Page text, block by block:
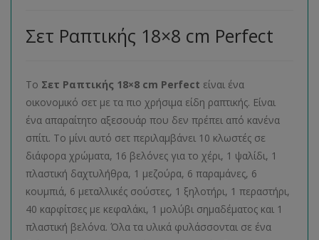
Σετ Ραπτικής 18×8 cm Perfect
Το Σετ Ραπτικής 18×8 cm Perfect είναι ένα
οικονομικό σετ με τα πιο χρήσιμα είδη ραπτικής. Είναι
ένα απαραίτητο αξεσουάρ που δεν πρέπει από κανένα
σπίτι. Το μίνι αυτό σετ περιλαμβάνει 10 κλωστές σε
διάφορα χρώματα, 16 βελόνες για το χέρι, 1 ψαλίδι, 1
πλαστική δαχτυλήθρα, 1 μεζούρα, 6 παραμάνες, 6
κουμπιά, 6 μεταλλικές σούστες, 1 ξηλοτήρι, 1 περαστήρι,
40 καρφίτσες με κεφαλάκι, 1 μολύβι σημαδέματος και 1
πλαστική βελόνα. Όλα τα υλικά φυλάσσονται σε ένα